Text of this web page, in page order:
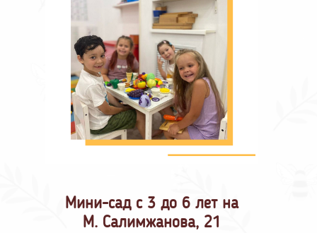
Мини-сад с 3 до 6 лет на
М. Салимжанова, 21